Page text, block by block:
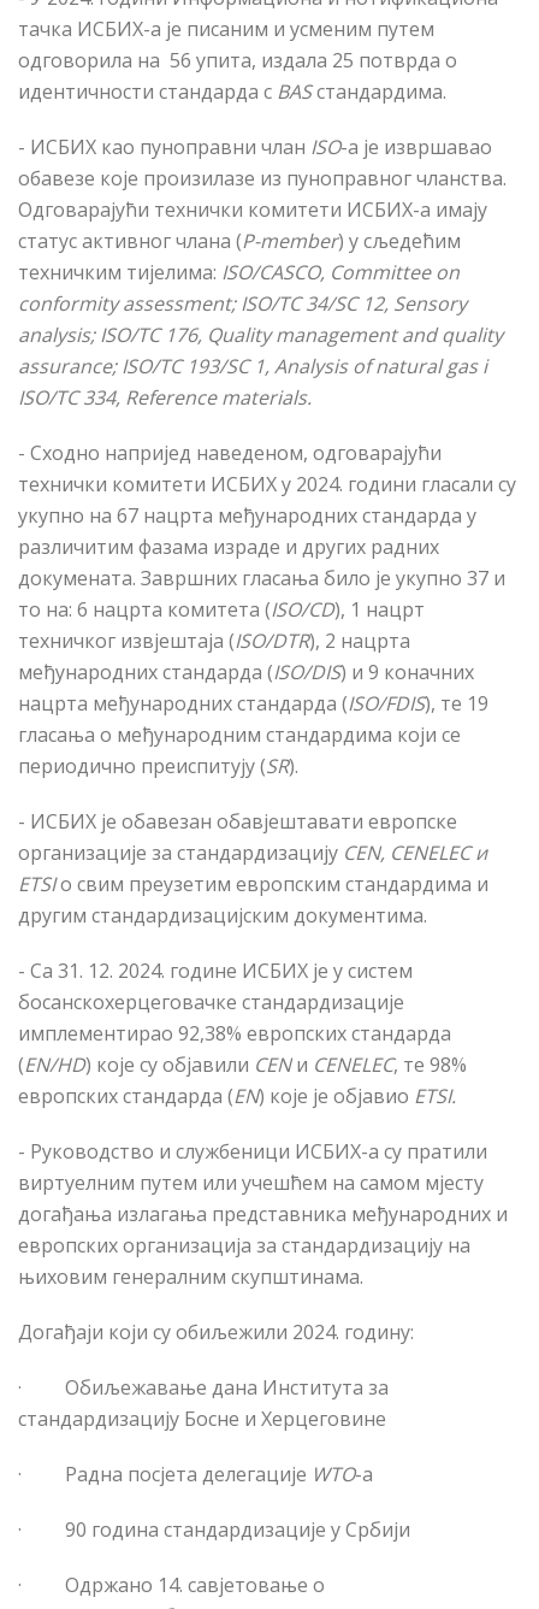
тачка ИСБИХ-а је писаним и усменим путем
одговорила на 56 упита, издала 25 потврда о
идентичности стандарда с BASстандардима.
- ИСБИХ као пуноправни члан ISO-а је извршавао
обавезе које произилазе из пуноправног чланства.
Одговарајући технички комитети ИСБИХ-а имају
статус активног члана (P-member) у сљедећим
техничким тијелима: ISO/CASCO, Committee on
conformity assessment; ISO/TC 34/SC 12, Sensory
analysis; ISO/TC 176, Quality management and quality
assurance; ISO/TC 193/SC 1, Analysis of natural gas i
ISO/TC 334, Reference materials.
- Сходно напријед наведеном, одговарајући
технички комитети ИСБИХ у 2024. години гласали су
укупно на 67 нацрта међународних стандарда у
различитим фазама израде и других радних
докумената. Завршних гласања било је укупно 37 и
то на: 6 нацрта комитета (ISO/CD), 1 нацрт
техничког извјештаја (ISO/DTR), 2 нацрта
међународних стандарда (ISO/DIS) и 9 коначних
нацрта међународних стандарда (ISO/FDIS), те 19
гласања о међународним стандардима који се
периодично преиспитују (SR).
- ИСБИХ је обавезан обавјештавати европске
организације за стандардизацију CEN, CENELECи
ETSIо свим преузетим европским стандардима и
другим стандардизацијским документима.
- Са 31. 12. 2024. године ИСБИХ је у систем
босанскохерцеговачке стандардизације
имплементирао 92,38% европских стандарда
(EN/HD) које су објавили CEN и CENELEC, те 98%
европских стандарда (EN) које је објавио ETSI.
- Руководство и службеници ИСБИХ-а су пратили
виртуелним путем или учешћем на самом мјесту
догађања излагања представника међународних и
европских организација за стандардизацију на
њиховим генералним скупштинама.
Догађаји који су обиљежили 2024. годину:
· Обиљежавање дана Института за
стандардизацију Босне и Херцеговине
· Радна посјета делегације WTO-a
· 90 година стандардизације у Србији
· Одржано 14. савјетовање о